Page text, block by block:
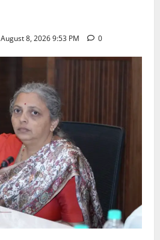
August 8, 2026 9:53 PM 0